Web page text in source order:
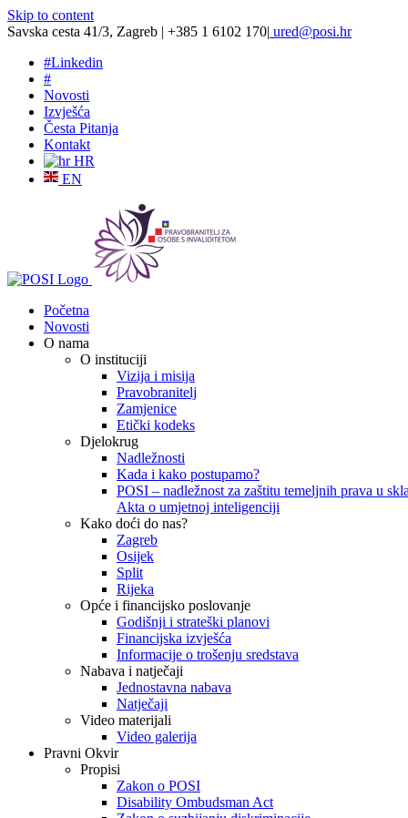
Skip to content
Savska cesta 41/3, Zagreb | +385 1 6102 170| ured@posi.hr
#Linkedin
#
Novosti
Izvješća
Česta Pitanja
Kontakt
HR
EN
Početna
Novosti
O nama
O instituciji
Vizija i misija
Pravobranitelj
Zamjenice
Etički kodeks
Djelokrug
Nadležnosti
Kada i kako postupamo?
POSI – nadležnost za zaštitu temeljnih prava u
Akta o umjetnoj inteligenciji
Kako doći do nas?
Zagreb
Osijek
Split
Rijeka
Opće i financijsko poslovanje
Godišnji i strateški planovi
Financijska izvješća
Informacije o trošenju sredstava
Nabava i natječaji
Jednostavna nabava
Natječaji
Video materijali
Video galerija
Pravni Okvir
Propisi
Zakon o POSI
Disability Ombudsman Act